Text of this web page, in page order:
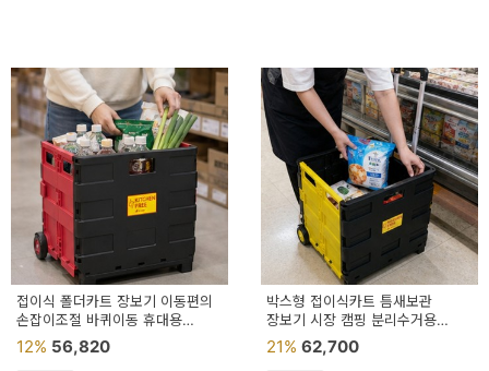
접이식 폴더카트 장보기 이동편의
손잡이조절 바퀴이동 휴대용
마트카트
12% 56,820
박스형 접이식카트 틈새보관
장보기 시장 캠핑 분리수거용
이동수납카트
21% 62,700